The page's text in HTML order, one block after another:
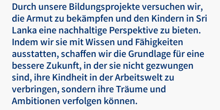
Durch unsere Bildungsprojekte versuchen wir,
die Armut zu bekämpfen und den Kindern in Sri
Lanka eine nachhaltige Perspektive zu bieten.
Indem wir sie mit Wissen und Fähigkeiten
ausstatten, schaffen wir die Grundlage für eine
bessere Zukunft, in der sie nicht gezwungen
sind, ihre Kindheit in der Arbeitswelt zu
verbringen, sondern ihre Träume und
Ambitionen verfolgen können.